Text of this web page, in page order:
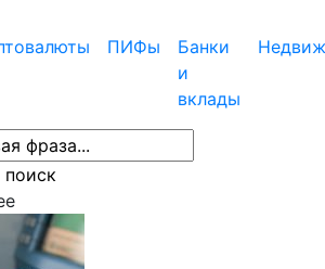
ПИФы
Банки
и
вклады